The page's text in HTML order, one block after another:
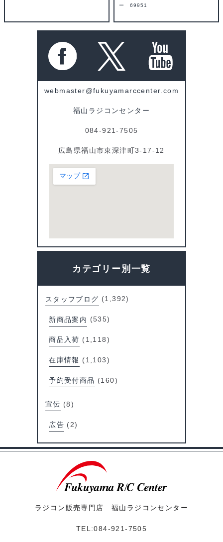
ー 69951
webmaster@fukuyamarccenter.com
福山ラジコンセンター
084-921-7505
広島県福山市東深津町3-17-12
カテゴリー別一覧
スタッフブログ (1,392)
新商品案内 (535)
商品入荷 (1,118)
在庫情報 (1,103)
予約受付商品 (160)
宣伝 (8)
広告 (2)
ラジコン販売専門店 福山ラジコンセンター
TEL:084-921-7505